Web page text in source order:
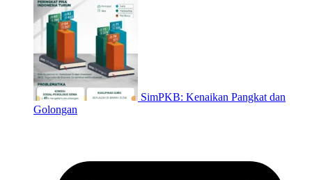
SimPKB: Kenaikan Pangkat dan
Golongan